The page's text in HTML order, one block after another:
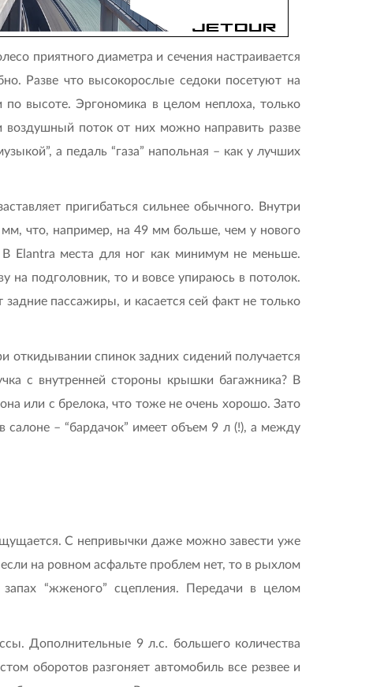
приятного диаметра и сечения настраивается
Разве что высокорослые седоки посетуют на
высоте. Эргономика в целом неплоха, только
поток от них можно направить разве
а педаль “газа” напольная – как у лучших
пригибаться сильнее обычного. Внутри
мм, что, например, на 49 мм больше, чем у нового
В Elantra места для ног как минимум не меньше.
подголовник, то и вовсе упираюсь в потолок.
пассажиры, и касается сей факт не только
откидывании спинок задних сидений получается
с внутренней стороны крышки багажника? В
или с брелока, что тоже не очень хорошо. Зато
– “бардачок” имеет объем 9 л (!), а между
С непривычки даже можно завести уже
на ровном асфальте проблем нет, то в рыхлом
“жженого” сцепления. Передачи в целом
Дополнительные 9 л.с. большего количества
оборотов разгоняет автомобиль все резвее и